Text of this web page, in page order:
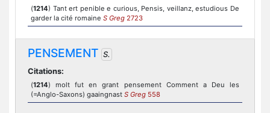
(1214) Tant ert penible e curious, Pensis, veillanz, estudious De
garder la cité romaine S Greg 2723
PENSEMENT S.
Citations:
(1214) molt fut en grant pensement Comment a Deu les
(=Anglo-Saxons) gaaingnast S Greg 558